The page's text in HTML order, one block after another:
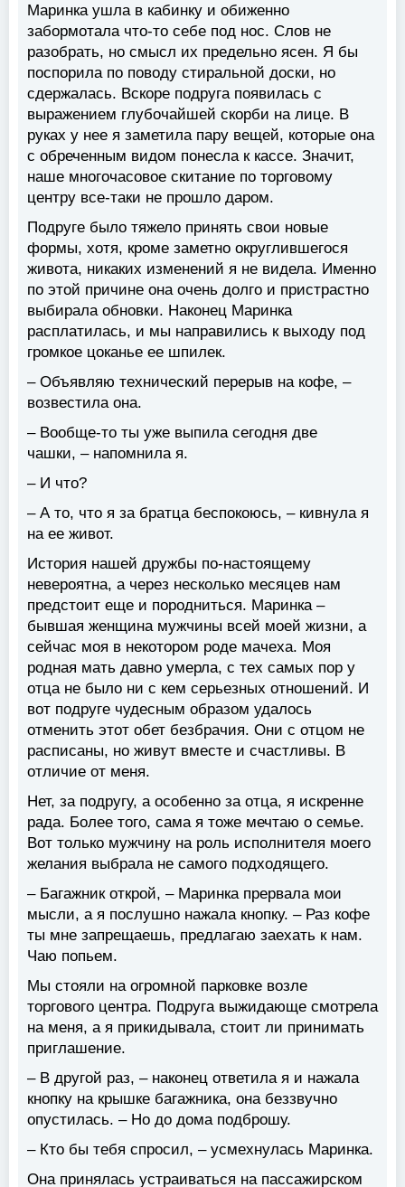
Маринка ушла в кабинку и обиженно
забормотала что-то себе под нос. Слов не
разобрать, но смысл их предельно ясен. Я бы
поспорила по поводу стиральной доски, но
сдержалась. Вскоре подруга появилась с
выражением глубочайшей скорби на лице. В
руках у нее я заметила пару вещей, которые она
с обреченным видом понесла к кассе. Значит,
наше многочасовое скитание по торговому
центру все-таки не прошло даром.
Подруге было тяжело принять свои новые
формы, хотя, кроме заметно округлившегося
живота, никаких изменений я не видела. Именно
по этой причине она очень долго и пристрастно
выбирала обновки. Наконец Маринка
расплатилась, и мы направились к выходу под
громкое цоканье ее шпилек.
– Объявляю технический перерыв на кофе, –
возвестила она.
– Вообще-то ты уже выпила сегодня две
чашки, – напомнила я.
– И что?
– А то, что я за братца беспокоюсь, – кивнула я
на ее живот.
История нашей дружбы по-настоящему
невероятна, а через несколько месяцев нам
предстоит еще и породниться. Маринка –
бывшая женщина мужчины всей моей жизни, а
сейчас моя в некотором роде мачеха. Моя
родная мать давно умерла, с тех самых пор у
отца не было ни с кем серьезных отношений. И
вот подруге чудесным образом удалось
отменить этот обет безбрачия. Они с отцом не
расписаны, но живут вместе и счастливы. В
отличие от меня.
Нет, за подругу, а особенно за отца, я искренне
рада. Более того, сама я тоже мечтаю о семье.
Вот только мужчину на роль исполнителя моего
желания выбрала не самого подходящего.
– Багажник открой, – Маринка прервала мои
мысли, а я послушно нажала кнопку. – Раз кофе
ты мне запрещаешь, предлагаю заехать к нам.
Чаю попьем.
Мы стояли на огромной парковке возле
торгового центра. Подруга выжидающе смотрела
на меня, а я прикидывала, стоит ли принимать
приглашение.
– В другой раз, – наконец ответила я и нажала
кнопку на крышке багажника, она беззвучно
опустилась. – Но до дома подброшу.
– Кто бы тебя спросил, – усмехнулась Маринка.
Она принялась устраиваться на пассажирском